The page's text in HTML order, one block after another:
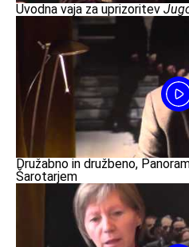
Uvodna vaja za uprizoritev
Družabno in družbeno,
Šarotarjem